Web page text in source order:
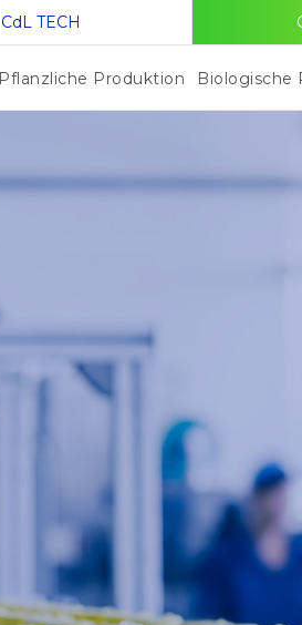
CdL TECH
Pflanzliche Produktion Biologische